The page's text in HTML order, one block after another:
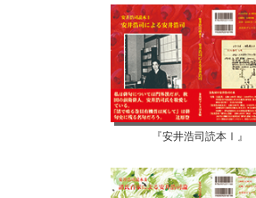
『安井浩司読本Ⅰ』